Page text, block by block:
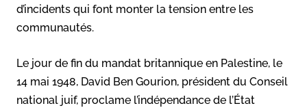
d’incidents qui font monter la tension entre les
communautés.
Le jour de fin du mandat britannique en Palestine, le
14 mai 1948, David Ben Gourion, président du Conseil
national juif, proclame l’indépendance de l’État